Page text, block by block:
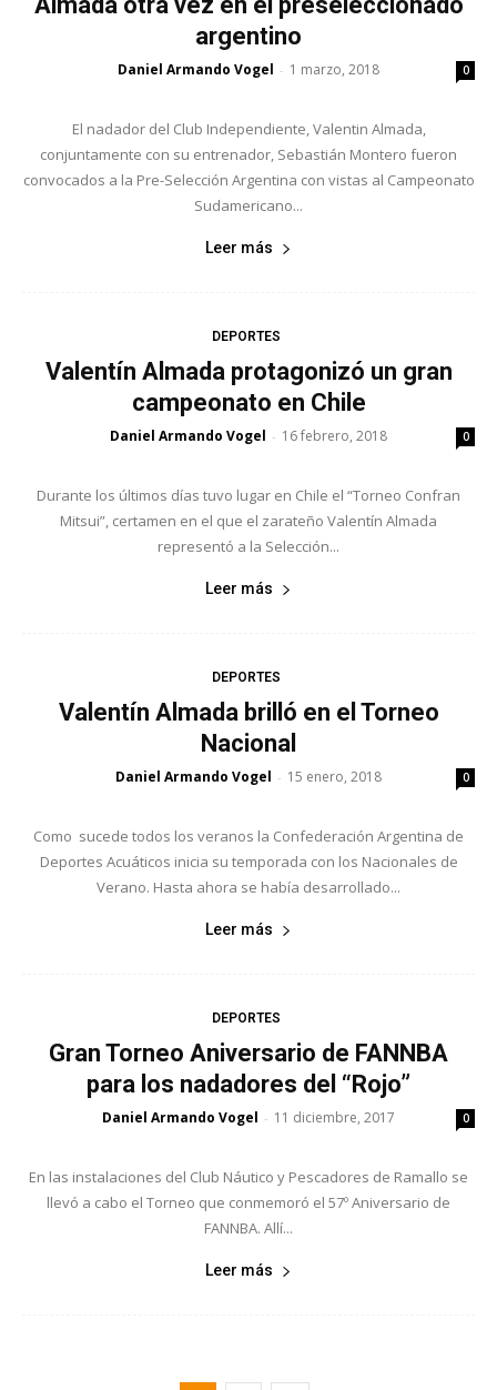
argentino
Daniel Armando Vogel - 1 marzo, 2018 0
El nadador del Club Independiente, Valentin Almada,
conjuntamente con su entrenador, Sebastián Montero fueron
convocados a la Pre-Selección Argentina con vistas al Campeonato
Sudamericano...
Leer más
DEPORTES
Valentín Almada protagonizó un gran
campeonato en Chile
Daniel Armando Vogel - 16 febrero, 2018 0
Durante los últimos días tuvo lugar en Chile el “Torneo Confran
Mitsui”, certamen en el que el zarateño Valentín Almada
representó a la Selección...
Leer más
DEPORTES
Valentín Almada brilló en el Torneo
Nacional
Daniel Armando Vogel - 15 enero, 2018 0
Como sucede todos los veranos la Confederación Argentina de
Deportes Acuáticos inicia su temporada con los Nacionales de
Verano. Hasta ahora se había desarrollado...
Leer más
DEPORTES
Gran Torneo Aniversario de FANNBA
para los nadadores del “Rojo”
Daniel Armando Vogel - 11 diciembre, 2017 0
En las instalaciones del Club Náutico y Pescadores de Ramallo se
llevó a cabo el Torneo que conmemoró el 57º Aniversario de
FANNBA. Allí...
Leer más